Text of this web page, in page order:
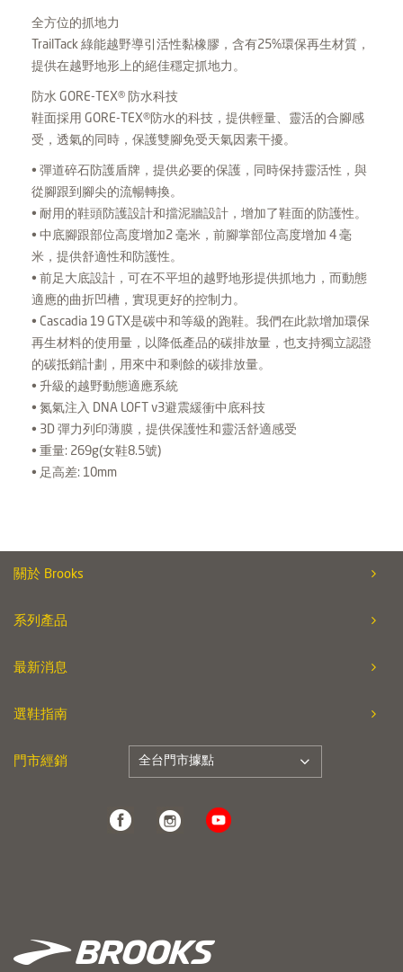
全方位的抓地力
TrailTack 綠能越野導引活性黏橡膠，含有25%環保再生材質，
提供在越野地形上的絕佳穩定抓地力。
防水 GORE-TEX® 防水科技
鞋面採用 GORE-TEX®防水的科技，提供輕量、靈活的合腳感
受，透氣的同時，保護雙腳免受天氣因素干擾。
• 彈道碎石防護盾牌，提供必要的保護，同時保持靈活性，與
從腳跟到腳尖的流暢轉換。
• 耐用的鞋頭防護設計和擋泥牆設計，增加了鞋面的防護性。
• 中底腳跟部位高度增加2 毫米，前腳掌部位高度增加 4 毫
米，提供舒適性和防護性。
• 前足大底設計，可在不平坦的越野地形提供抓地力，而動態
適應的曲折凹槽，實現更好的控制力。
• Cascadia 19 GTX是碳中和等級的跑鞋。我們在此款增加環保
再生材料的使用量，以降低產品的碳排放量，也支持獨立認證
的碳抵銷計劃，用來中和剩餘的碳排放量。
• 升級的越野動態適應系統
• 氮氣注入 DNA LOFT v3避震緩衝中底科技
• 3D 彈力列印薄膜，提供保護性和靈活舒適感受
• 重量: 269g(女鞋8.5號)
• 足高差: 10mm
關於 Brooks
系列產品
最新消息
選鞋指南
門市經銷 全台門市據點